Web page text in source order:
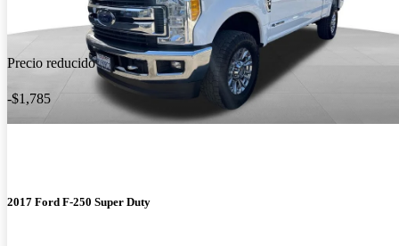
Precio reducido
-$1,785
2017 Ford F-250 Super Duty